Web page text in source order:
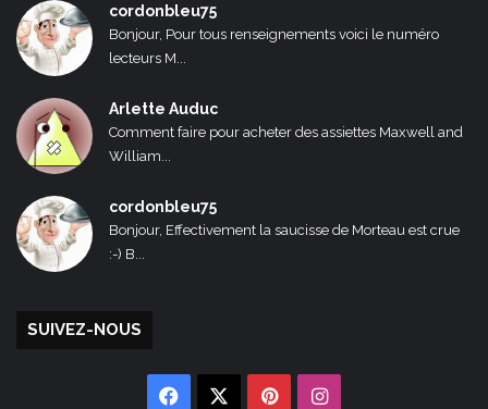
cordonbleu75
Bonjour, Pour tous renseignements voici le numéro
lecteurs M...
Arlette Auduc
Comment faire pour acheter des assiettes Maxwell and
William...
cordonbleu75
Bonjour, Effectivement la saucisse de Morteau est crue
:-) B...
SUIVEZ-NOUS
Facebook PinterestInstagram